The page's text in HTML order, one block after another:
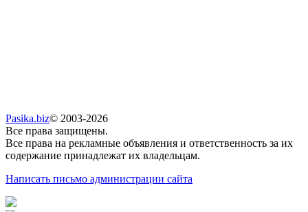
Pasika.biz© 2003-2026
Все права защищены.
Все права на рекламные объявления и ответственность за их
содержание принадлежат их владельцам.
Написать письмо администрации сайта